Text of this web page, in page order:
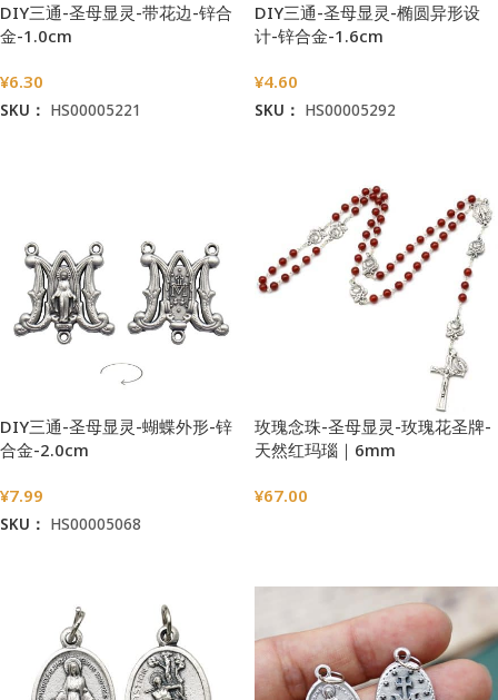
DIY三通-圣母显灵-带花边-锌合
金-1.0cm
¥6.30
SKU： HS00005221
DIY三通-圣母显灵-椭圆异形设
计-锌合金-1.6cm
¥4.60
SKU： HS00005292
DIY三通-圣母显灵-蝴蝶外形-锌
合金-2.0cm
¥7.99
SKU： HS00005068
玫瑰念珠-圣母显灵-玫瑰花圣牌-
天然红玛瑙｜6mm
¥67.00